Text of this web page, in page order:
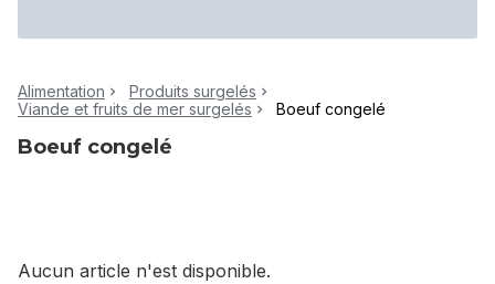
Alimentation
Produits surgelés
Viande et fruits de mer surgelés
Boeuf congelé
Boeuf congelé
Aucun article n'est disponible.